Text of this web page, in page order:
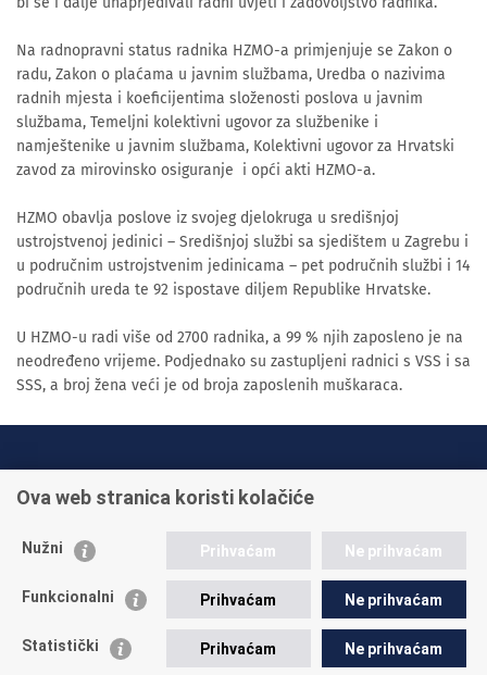
Na radnopravni status radnika HZMO-a primjenjuje se Zakon o
radu, Zakon o plaćama u javnim službama, Uredba o nazivima
radnih mjesta i koeficijentima složenosti poslova u javnim
službama, Temeljni kolektivni ugovor za službenike i
namještenike u javnim službama, Kolektivni ugovor za Hrvatski
zavod za mirovinsko osiguranje i opći akti HZMO-a.
HZMO obavlja poslove iz svojeg djelokruga u središnjoj
ustrojstvenoj jedinici – Središnjoj službi sa sjedištem u Zagrebu i
u područnim ustrojstvenim jedinicama – pet područnih službi i 14
područnih ureda te 92 ispostave diljem Republike Hrvatske.
U HZMO-u radi više od 2700 radnika, a 99 % njih zaposleno je na
neodređeno vrijeme. Podjednako su zastupljeni radnici s VSS i sa
SSS, a broj žena veći je od broja zaposlenih muškaraca.
+385 1 45 95 011
Postavite pitanje
Ova web stranica koristi kolačiće
Nužni Prihvaćam Ne prihvaćam
Funkcionalni Prihvaćam Ne prihvaćam
Statistički Prihvaćam Ne prihvaćam